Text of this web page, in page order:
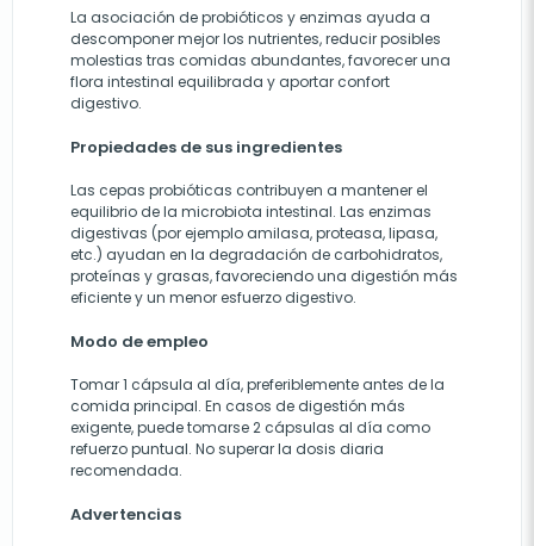
La asociación de probióticos y enzimas ayuda a
descomponer mejor los nutrientes, reducir posibles
molestias tras comidas abundantes, favorecer una
flora intestinal equilibrada y aportar confort
digestivo.
Propiedades de sus ingredientes
Las cepas probióticas contribuyen a mantener el
equilibrio de la microbiota intestinal. Las enzimas
digestivas (por ejemplo amilasa, proteasa, lipasa,
etc.) ayudan en la degradación de carbohidratos,
proteínas y grasas, favoreciendo una digestión más
eficiente y un menor esfuerzo digestivo.
Modo de empleo
Tomar 1 cápsula al día, preferiblemente antes de la
comida principal. En casos de digestión más
exigente, puede tomarse 2 cápsulas al día como
refuerzo puntual. No superar la dosis diaria
recomendada.
Advertencias